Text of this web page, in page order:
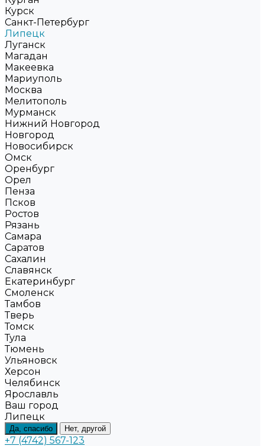
Курск
Санкт-Петербург
Липецк
Луганск
Магадан
Макеевка
Мариуполь
Москва
Мелитополь
Мурманск
Нижний Новгород
Новгород
Новосибирск
Омск
Оренбург
Орел
Пенза
Псков
Ростов
Рязань
Самара
Саратов
Сахалин
Славянск
Екатеринбург
Смоленск
Тамбов
Тверь
Томск
Тула
Тюмень
Ульяновск
Херсон
Челябинск
Ярославль
Ваш город
Липецк
Да, спасибо Нет, другой
+7 (4742) 567-123